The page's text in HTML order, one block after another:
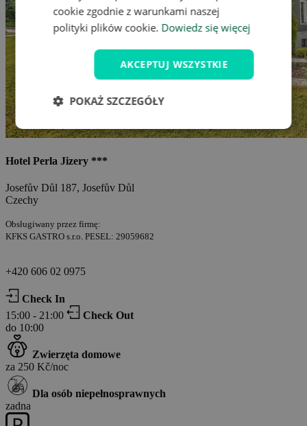
Hotel Perla Jizery ***
Josefův Důl 187, Josefův Důl
Czechy
Obsługiwany przez firmę:
KFKS GASTRO s.r.o. PESEL: 29059682
+420 606 02 0975
Check In
15:00 - 21:00
Check Out
do 10:00
Zwierzęta domowe
za 250 Kč/noc
Dla osób niepełnosprawnych
zadna
cookie zgodnie z warunkami naszej
polityki plików cookie. Dowiedz się więcej
AKCEPTUJ WSZYSTKIE
POKAŻ SZCZEGÓŁY